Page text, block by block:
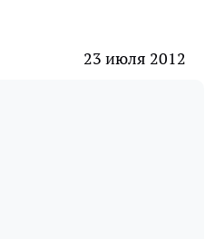
23 июля 2012